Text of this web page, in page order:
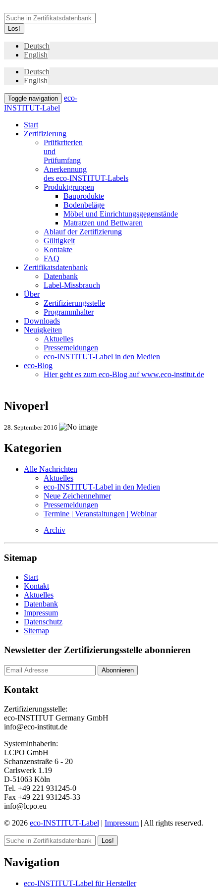
Los!
Deutsch
English
Deutsch
English
Toggle navigation
eco-
INSTITUT-Label
Start
Zertifizierung
Prüfkriterien
und
Prüfumfang
Anerkennung
des eco-INSTITUT-Labels
Produktgruppen
Bauprodukte
Bodenbeläge
Möbel und Einrichtungsgegenstände
Matratzen und Bettwaren
Ablauf der Zertifizierung
Gültigkeit
Kontakte
FAQ
Zertifikatsdatenbank
Datenbank
Label-Missbrauch
Über
Zertifizierungsstelle
Programmhalter
Downloads
Neuigkeiten
Aktuelles
Pressemeldungen
eco-INSTITUT-Label in den Medien
eco-Blog
Hier geht es zum eco-Blog auf www.eco-institut.de
Nivoperl
28. September 2016
Kategorien
Alle Nachrichten
Aktuelles
eco-INSTITUT-Label in den Medien
Neue Zeichennehmer
Pressemeldungen
Termine | Veranstaltungen | Webinar
Archiv
Sitemap
Start
Kontakt
Aktuelles
Datenbank
Impressum
Datenschutz
Sitemap
Newsletter der Zertifizierungsstelle abonnieren
Kontakt
Zertifizierungsstelle:
eco-INSTITUT Germany GmbH
info@eco-institut.de
Systeminhaberin:
LCPO GmbH
Schanzenstraße 6 - 20
Carlswerk 1.19
D-51063 Köln
Tel. +49 221 931245-0
Fax +49 221 931245-33
info@lcpo.eu
© 2026 eco-INSTITUT-Label | Impressum | All rights reserved.
Los!
Navigation
eco-INSTITUT-Label für Hersteller